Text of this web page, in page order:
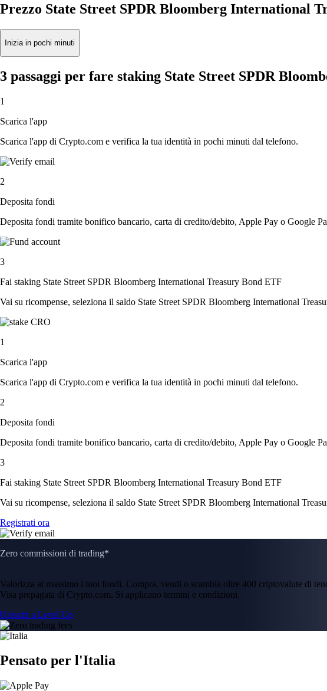
Prezzo State Street SPDR Bloomberg International
Inizia in pochi minuti
3 passaggi per fare staking State Street SPDR
1
Scarica l'app
Scarica l'app di Crypto.com e verifica la tua identità in pochi minuti dal telefono.
2
Deposita fondi
Deposita fondi tramite bonifico bancario, carta di credito/debito, Apple Pay o Google
3
Fai staking State Street SPDR Bloomberg International Treasury Bond ETF
Vai su ricompense, seleziona il saldo State Street SPDR Bloomberg International
1
Scarica l'app
Scarica l'app di Crypto.com e verifica la tua identità in pochi minuti dal telefono.
2
Deposita fondi
Deposita fondi tramite bonifico bancario, carta di credito/debito, Apple Pay o Google
3
Fai staking State Street SPDR Bloomberg International Treasury Bond ETF
Vai su ricompense, seleziona il saldo State Street SPDR Bloomberg International
Registrati ora
Zero commissioni di trading*
Valorizza al massimo i tuoi fondi. Compra, vendi o scambia oltre 400 criptovalute di
Visa prepagata di Crypto.com. Si applicano termini e condizioni.
Unisciti a Level Up
Pensato per l'Italia